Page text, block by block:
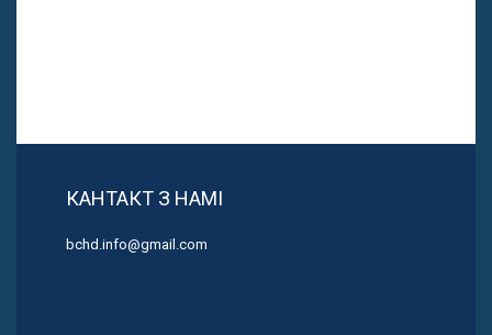
КАНТАКТ З НАМІ
bchd.info@gmail.com